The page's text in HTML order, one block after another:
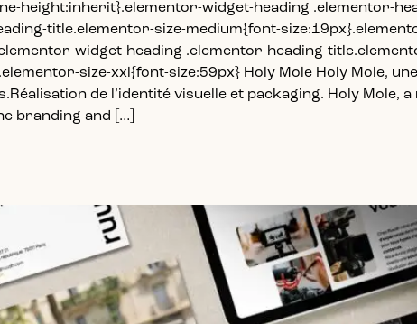
height:inherit}.elementor-widget-heading .elementor-
title.elementor-size-medium{font-
widget-heading .elementor-heading-
size-xxl{font-size:59px} Holy Mole Holy Mole,
de l’identité visuelle et packaging. Holy Mole,
branding and […]